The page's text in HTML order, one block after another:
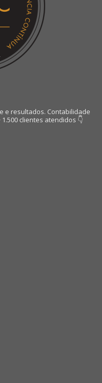
e resultados. Contabilidade
1.500 clientes atendidos 👇